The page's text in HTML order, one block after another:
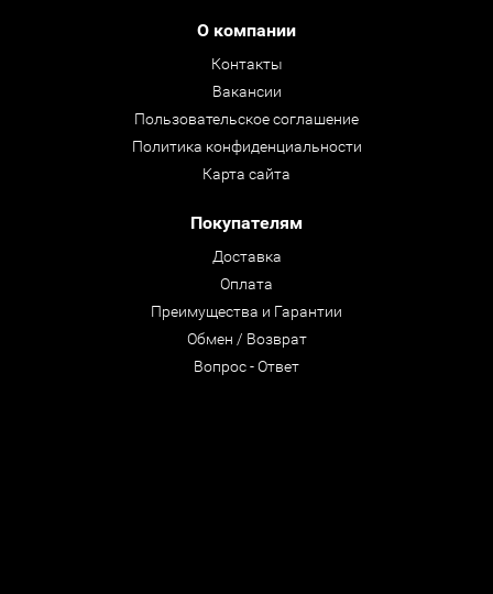
О компании
Контакты
Вакансии
Пользовательское соглашение
Политика конфиденциальности
Карта сайта
Покупателям
Доставка
Оплата
Преимущества и Гарантии
Обмен / Возврат
Вопрос - Ответ